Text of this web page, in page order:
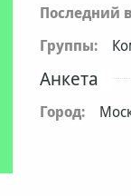
Последний
Группы:
Анкета
Город: